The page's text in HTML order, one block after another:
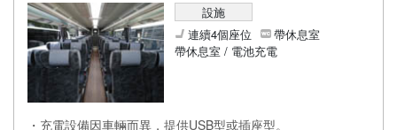
設施
連續4個座位
帶休息室
帶休息室 / 電池充電
・充電設備因車輛而異，提供USB型或插座型。